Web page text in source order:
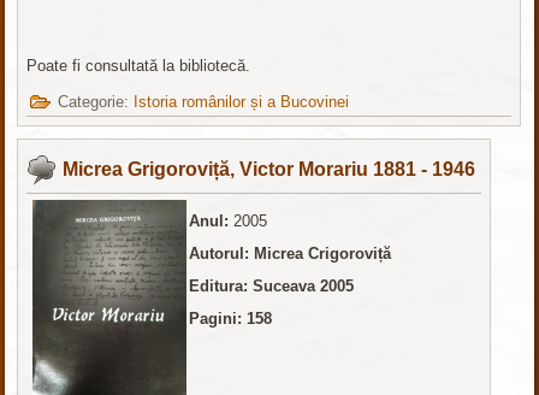
Poate fi consultată la bibliotecă.
Categorie: Istoria românilor și a Bucovinei
Micrea Grigoroviță, Victor Morariu 1881 - 1946
Anul:2005
Autorul: Micrea Crigoroviță
Editura: Suceava 2005
Pagini: 158